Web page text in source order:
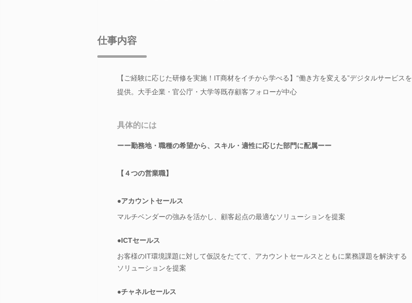
仕事内容
【ご経験に応じた研修を実施！IT商材をイチから学べる】“働き方を変える”デジタルサービスを
提供。大手企業・官公庁・大学等既存顧客フォローが中心
具体的には
ーー勤務地・職種の希望から、スキル・適性に応じた部門に配属ーー
【４つの営業職】
●アカウントセールス
マルチベンダーの強みを活かし、顧客起点の最適なソリューションを提案
●ICTセールス
お客様のIT環境課題に対して仮説をたてて、アカウントセールスとともに業務課題を解決する
ソリューションを提案
●チャネルセールス